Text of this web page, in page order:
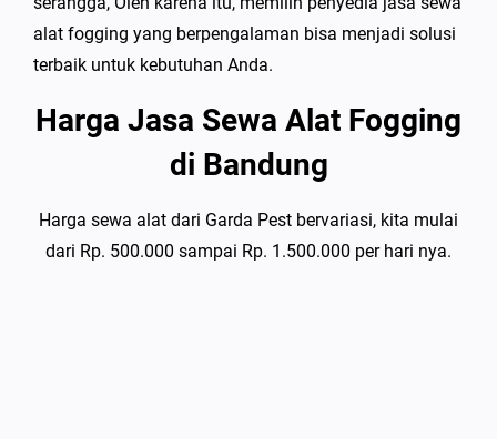
alat fogging yang berpengalaman bisa menjadi solusi
terbaik untuk kebutuhan Anda.
Harga Jasa Sewa Alat Fogging
di Bandung
Harga sewa alat dari Garda Pest bervariasi, kita mulai
dari Rp. 500.000 sampai Rp. 1.500.000 per hari nya.